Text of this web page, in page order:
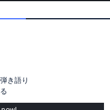
き語り